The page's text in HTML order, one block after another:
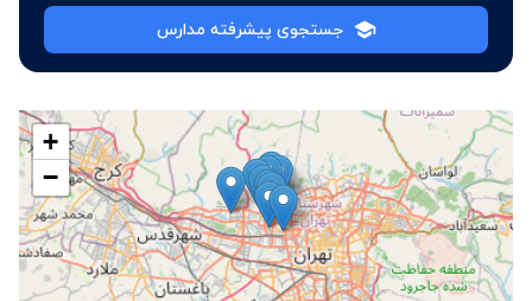
جستجوی پیشرفته مدارس
+
−